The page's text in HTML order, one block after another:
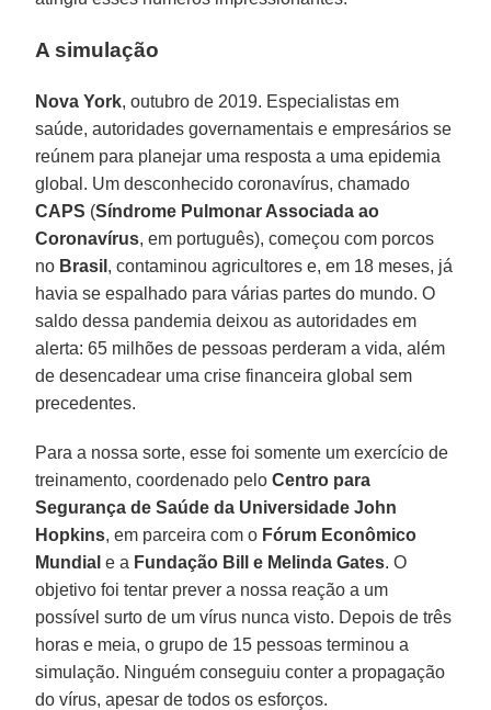
A simulação
Nova York, outubro de 2019. Especialistas em
saúde, autoridades governamentais e empresários se
reúnem para planejar uma resposta a uma epidemia
global. Um desconhecido coronavírus, chamado
CAPS (Síndrome Pulmonar Associada ao
Coronavírus, em português), começou com porcos
no Brasil , contaminou agricultores e, em 18 meses, já
havia se espalhado para várias partes do mundo. O
saldo dessa pandemia deixou as autoridades em
alerta: 65 milhões de pessoas perderam a vida, além
de desencadear uma crise financeira global sem
precedentes.
Para a nossa sorte, esse foi somente um exercício de
treinamento, coordenado peloCentro para
Segurança de Saúde da Universidade John
Hopkins, em parceira com o Fórum Econômico
Mundial e a Fundação Bill e Melinda Gates. O
objetivo foi tentar prever a nossa reação a um
possível surto de um vírus nunca visto. Depois de três
horas e meia, o grupo de 15 pessoas terminou a
simulação. Ninguém conseguiu conter a propagação
do vírus, apesar de todos os esforços.